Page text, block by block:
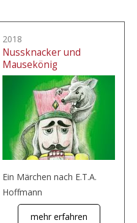
2018
Nussknacker und
Mausekönig
Ein Märchen nach E.T.A.
Hoffmann
mehr erfahren